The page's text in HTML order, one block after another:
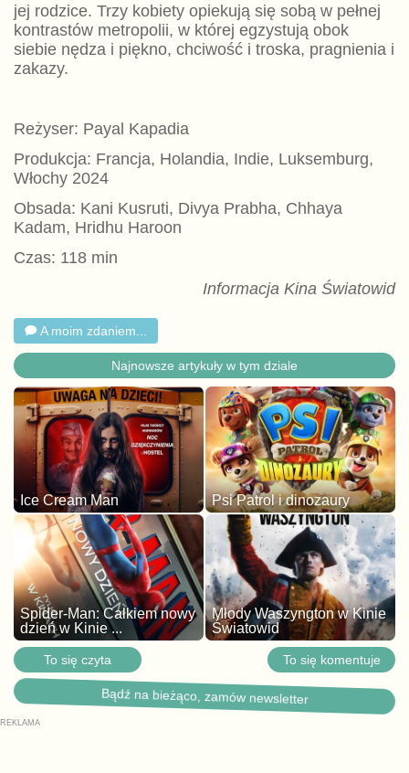
jej rodzice. Trzy kobiety opiekują się sobą w pełnej
kontrastów metropolii, w której egzystują obok
siebie nędza i piękno, chciwość i troska, pragnienia i
zakazy.
Reżyser: Payal Kapadia
Produkcja: Francja, Holandia, Indie, Luksemburg,
Włochy 2024
Obsada: Kani Kusruti, Divya Prabha, Chhaya
Kadam, Hridhu Haroon
Czas: 118 min
Informacja Kina Światowid
A moim zdaniem...
Najnowsze artykuły w tym dziale
Ice Cream Man Psi Patrol i dinozaury
Spider-Man: Całkiem nowy
dzień w Kinie ...
Młody Waszyngton w Kinie
Światowid
To się czyta To się komentuje
Bądź na bieżąco, zamów newsletter